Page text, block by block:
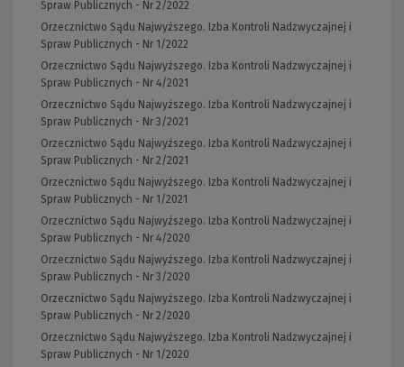
Spraw Publicznych - Nr 2/2022
Orzecznictwo Sądu Najwyższego. Izba Kontroli Nadzwyczajnej i
Spraw Publicznych - Nr 1/2022
Orzecznictwo Sądu Najwyższego. Izba Kontroli Nadzwyczajnej i
Spraw Publicznych - Nr 4/2021
Orzecznictwo Sądu Najwyższego. Izba Kontroli Nadzwyczajnej i
Spraw Publicznych - Nr 3/2021
Orzecznictwo Sądu Najwyższego. Izba Kontroli Nadzwyczajnej i
Spraw Publicznych - Nr 2/2021
Orzecznictwo Sądu Najwyższego. Izba Kontroli Nadzwyczajnej i
Spraw Publicznych - Nr 1/2021
Orzecznictwo Sądu Najwyższego. Izba Kontroli Nadzwyczajnej i
Spraw Publicznych - Nr 4/2020
Orzecznictwo Sądu Najwyższego. Izba Kontroli Nadzwyczajnej i
Spraw Publicznych - Nr 3/2020
Orzecznictwo Sądu Najwyższego. Izba Kontroli Nadzwyczajnej i
Spraw Publicznych - Nr 2/2020
Orzecznictwo Sądu Najwyższego. Izba Kontroli Nadzwyczajnej i
Spraw Publicznych - Nr 1/2020